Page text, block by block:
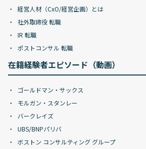
経営人材（CxO/経営企画）とは
社外取締役 転職
IR 転職
ポストコンサル 転職
在籍経験者エピソード（動画）
ゴールドマン・サックス
モルガン・スタンレー
バークレイズ
UBS/BNPパリバ
ボストン コンサルティング グループ